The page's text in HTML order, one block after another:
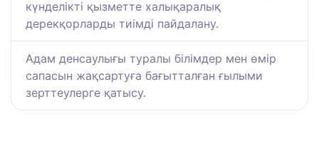
күнделікті қызметте халықаралық
дерекқорларды тиімді пайдалану.
Адам денсаулығы туралы білімдер мен өмір
сапасын жақсартуға бағытталған ғылыми
зерттеулерге қатысу.